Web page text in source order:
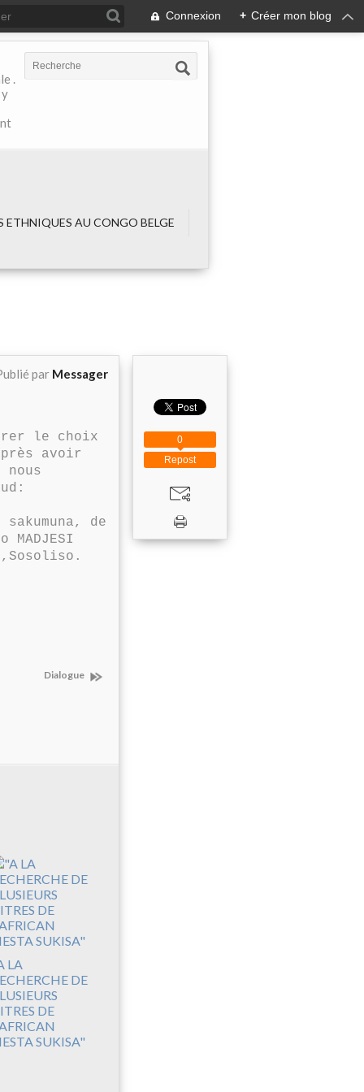
Connexion + Créer mon blog
.
AU CONGO BELGE
par Messager
le choix
avoir
de
Dialogue
LA
DE
DE
SUKISA"
Repost
0